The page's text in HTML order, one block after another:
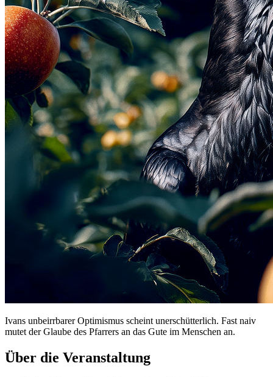
Ivans unbeirrbarer Optimismus scheint unerschütterlich. Fast naiv
mutet der Glaube des Pfarrers an das Gute im Menschen an.
Über die Veranstaltung